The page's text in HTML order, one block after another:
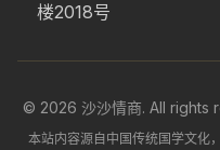
楼2018号
© 2026 沙沙情商. All rights
本站内容源自中国传统国学文化